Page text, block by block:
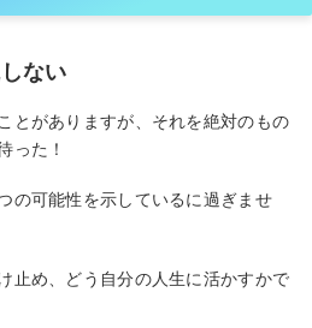
ない
とがありますが、それを絶対のもの
った！
の可能性を示しているに過ぎませ
止め、どう自分の人生に活かすかで